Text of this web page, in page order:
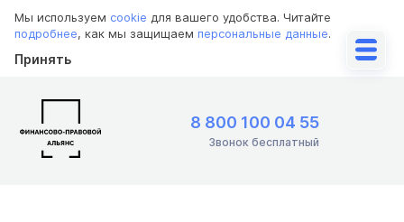
Мы используем cookie для вашего удобства. Читайте
подробнее, как мы защищаем персональные данные.
Принять
8 800 100 04 55
Звонок бесплатный